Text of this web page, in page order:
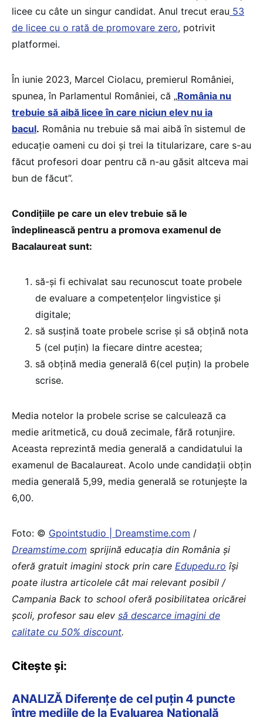
licee cu câte un singur candidat. Anul trecut erau 53
de licee cu o rată de promovare zero, potrivit
platformei.
În iunie 2023, Marcel Ciolacu, premierul României,
spunea, în Parlamentul României, că „România nu
trebuie să aibă licee în care niciun elev nu ia
bacul. România nu trebuie să mai aibă în sistemul de
educație oameni cu doi și trei la titularizare, care s-au
făcut profesori doar pentru că n-au găsit altceva mai
bun de făcut”.
Condițiile pe care un elev trebuie să le
îndeplinească pentru a promova examenul de
Bacalaureat sunt:
să-și fi echivalat sau recunoscut toate probele
de evaluare a competenţelor lingvistice şi
digitale;
să susţină toate probele scrise şi să obțină nota
5 (cel puțin) la fiecare dintre acestea;
să obţină media generală 6(cel puţin) la probele
scrise.
Media notelor la probele scrise se calculează ca
medie aritmetică, cu două zecimale, fără rotunjire.
Aceasta reprezintă media generală a candidatului la
examenul de Bacalaureat. Acolo unde candidaţii obţin
media generală 5,99, media generală se rotunjeşte la
6,00.
Foto: © Gpointstudio | Dreamstime.com /
Dreamstime.com sprijină educaţia din România şi
oferă gratuit imagini stock prin care Edupedu.ro îşi
poate ilustra articolele cât mai relevant posibil /
Campania Back to school oferă posibilitatea oricărei
școli, profesor sau elev să descarce imagini de
calitate cu 50% discount.
Citește și:
ANALIZĂ Diferențe de cel puțin 4 puncte
între mediile de la Evaluarea Națională